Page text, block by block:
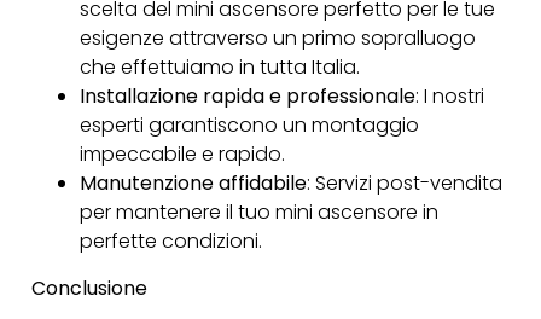
scelta del mini ascensore perfetto per le tue
esigenze attraverso un primo sopralluogo
che effettuiamo in tutta Italia.
Installazione rapida e professionale: I nostri
esperti garantiscono un montaggio
impeccabile e rapido.
Manutenzione affidabile: Servizi post-vendita
per mantenere il tuo mini ascensore in
perfette condizioni.
Conclusione